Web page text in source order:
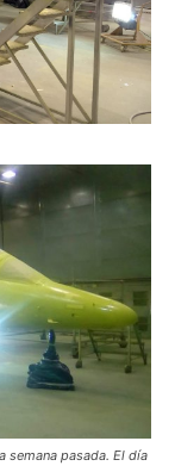
semana pasada. El día